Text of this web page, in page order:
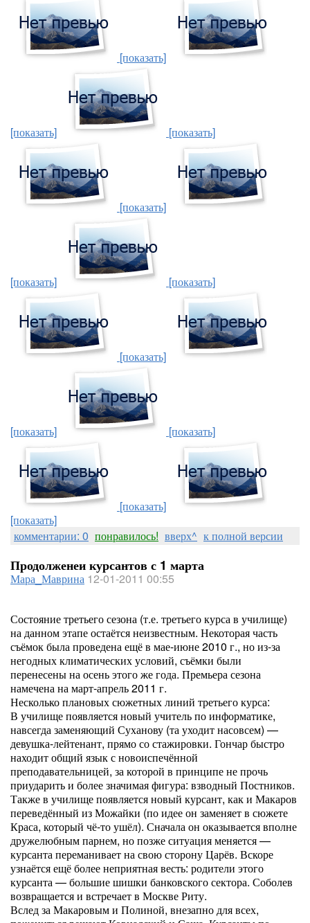
[показать]
[показать] [показать]
[показать]
[показать] [показать]
[показать]
[показать] [показать]
[показать]
[показать]
комментарии: 0 понравилось! вверх^ к полной версии
Продолженеи курсантов с 1 марта
Мара_Маврина 12-01-2011 00:55
Состояние третьего сезона (т.е. третьего курса в училище)
на данном этапе остаётся неизвестным. Некоторая часть
съёмок была проведена ещё в мае-июне 2010 г., но из-за
негодных климатических условий, съёмки были
перенесены на осень этого же года. Премьера сезона
намечена на март-апрель 2011 г.
Несколько плановых сюжетных линий третьего курса:
В училище появляется новый учитель по информатике,
навсегда заменяющий Суханову (та уходит насовсем) —
девушка-лейтенант, прямо со стажировки. Гончар быстро
находит общий язык с новоиспечённой
преподавательницей, за которой в принципе не прочь
приударить и более значимая фигура: взводный Постников.
Также в училище появляется новый курсант, как и Макаров
переведённый из Можайки (по идее он заменяет в сюжете
Краса, который чё-то ушёл). Сначала он оказывается вполне
дружелюбным парнем, но позже ситуация меняется —
курсанта переманивает на свою сторону Царёв. Вскоре
узнаётся ещё более неприятная весть: родители этого
курсанта — большие шишки банковского сектора. Соболев
возвращается и встречает в Москве Риту.
Вслед за Макаровым и Полиной, внезапно для всех,